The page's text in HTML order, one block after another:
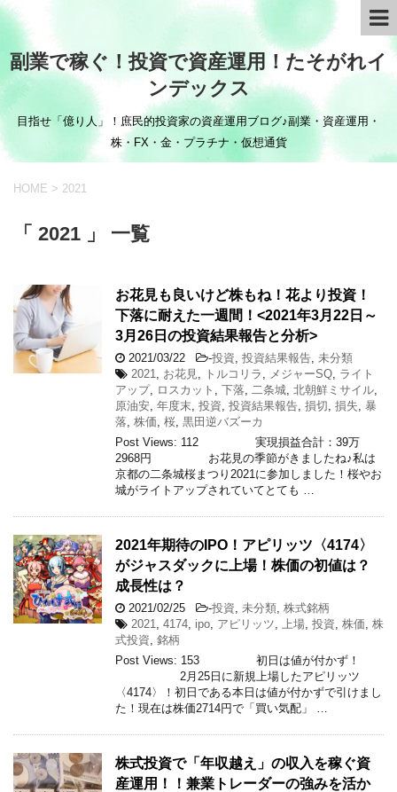
副業で稼ぐ！投資で資産運用！たそがれイ
ンデックス
目指せ「億り人」！庶民的投資家の資産運用ブログ♪副業・資産運用・
株・FX・金・プラチナ・仮想通貨
HOME > 2021
「 2021 」 一覧
お花見も良いけど株もね！花より投資！
下落に耐えた一週間！<2021年3月22日～
3月26日の投資結果報告と分析>
2021/03/22 -投資 投資結果報告 未分類
2021
お花見 トルコリラ メジャーSQ ライト
アップ, ロスカット 下落 二条城 北朝鮮ミサイル
原油安 年度末 投資 投資結果報告 損切 損失 暴
落 株価 桜 黒田逆バズーカ
Post Views: 112 実現損益合計：39万
2968円 お花見の季節がきましたね♪私は
京都の二条城桜まつり2021に参加しました！桜やお
城がライトアップされていてとても …
2021年期待のIPO！アピリッツ〈4174〉
がジャスダックに上場！株価の初値は？
成長性は？
2021/02/25 -投資 未分類 株式銘柄
2021
4174 ipo アピリッツ 上場 投資 株価 株
式投資 銘柄
Post Views: 153 初日は値が付かず！
2月25日に新規上場したアピリッツ
〈4174〉！初日である本日は値が付かずで引けまし
た！現在は株価2714円で「買い気配」 …
株式投資で「年収越え」の収入を稼ぐ資
産運用！！兼業トレーダーの強みを活か